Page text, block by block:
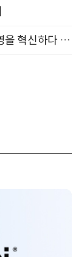
[올쇼TV] AI 인프라를 관측하고, AI로 운영을 혁신하다 (8월 11일 생방송)